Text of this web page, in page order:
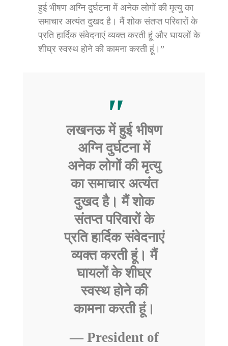
हुई भीषण अग्नि दुर्घटना में अनेक लोगों की मृत्यु का
समाचार अत्यंत दुखद है। मैं शोक संतप्त परिवारों के
प्रति हार्दिक संवेदनाएं व्यक्त करती हूं और घायलों के
शीघ्र स्वस्थ होने की कामना करती हूं।”
लखनऊ में हुई भीषण
अग्नि दुर्घटना में
अनेक लोगों की मृत्यु
का समाचार अत्यंत
दुखद है। मैं शोक
संतप्त परिवारों के
प्रति हार्दिक संवेदनाएं
व्यक्त करती हूं। मैं
घायलों के शीघ्र
स्वस्थ होने की
कामना करती हूं।
— President of